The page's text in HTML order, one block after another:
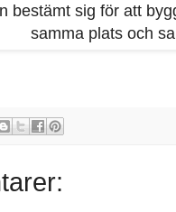
bestämt sig för att
samma plats och